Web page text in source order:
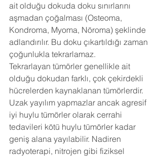
ait olduğu dokuda doku sınırlarını
aşmadan çoğalması (Osteoma,
Kondroma, Myoma, Nöroma) şeklinde
adlandırılır. Bu doku çıkartıldığı zaman
çoğunlukla tekrarlamaz.
Tekrarlayan tümörler genellikle ait
olduğu dokudan farklı, çok çekirdekli
hücrelerden kaynaklanan tümörlerdir.
Uzak yayılım yapmazlar ancak agresif
iyi huylu tümörler olarak cerrahi
tedavileri kötü huylu tümörler kadar
geniş alana yayılabilir. Nadiren
radyoterapi, nitrojen gibi fiziksel